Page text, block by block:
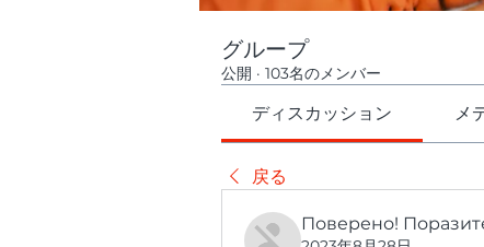
グループ
公開 · 103名のメンバー
ディスカッション メ
戻る
Поверено!